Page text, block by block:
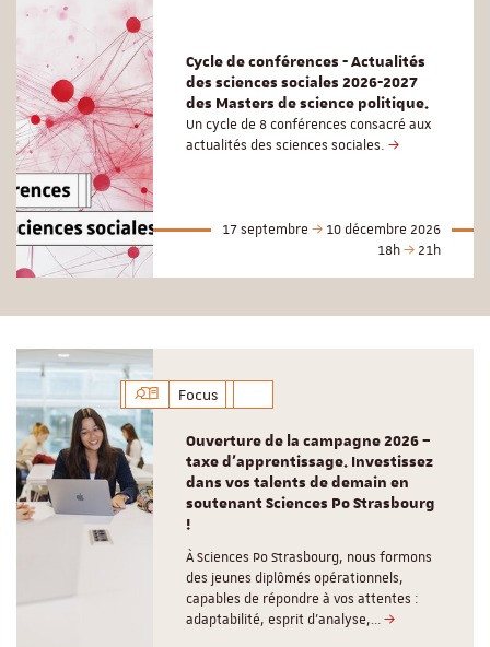
Cycle de conférences - Actualités
des sciences sociales 2026-2027
des Masters de science politique.
Un cycle de 8 conférences consacré aux
actualités des sciences sociales.
17 septembre
10 décembre 2026
18h
21h
Focus
Ouverture de la campagne 2026 –
taxe d’apprentissage. Investissez
dans vos talents de demain en
soutenant Sciences Po Strasbourg
!
À Sciences Po Strasbourg, nous formons
des jeunes diplômés opérationnels,
capables de répondre à vos attentes :
adaptabilité, esprit d’analyse,…